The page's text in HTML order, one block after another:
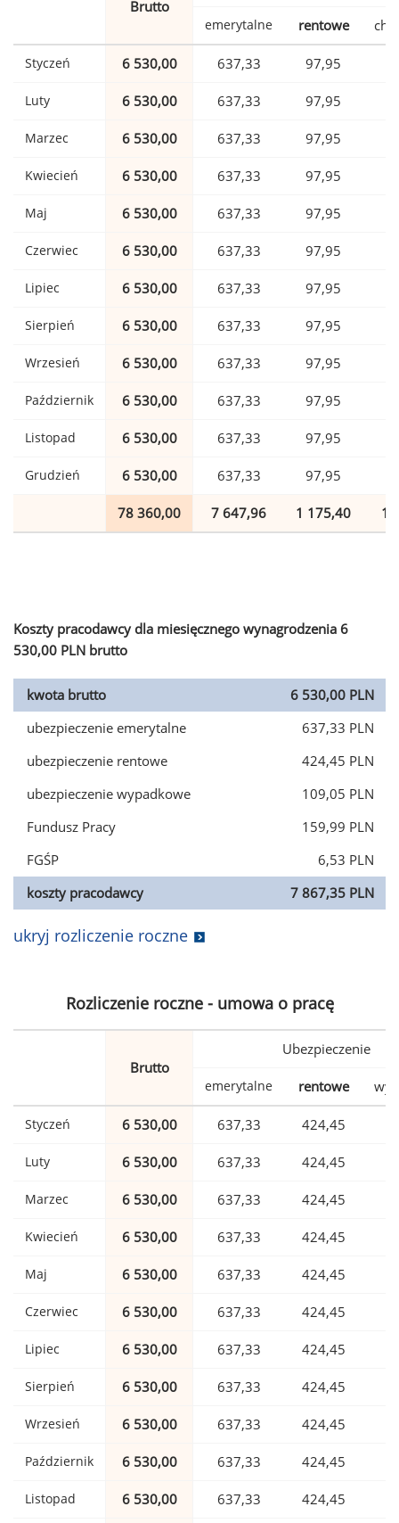
Brutto
emerytalne rentowe
Styczeń 6 530,00 637,33 97,95
Luty 6 530,00 637,33 97,95
Marzec 6 530,00 637,33 97,95
Kwiecień 6 530,00 637,33 97,95
Maj 6 530,00 637,33 97,95
Czerwiec 6 530,00 637,33 97,95
Lipiec 6 530,00 637,33 97,95
Sierpień 6 530,00 637,33 97,95
Wrzesień 6 530,00 637,33 97,95
Październik 6 530,00 637,33 97,95
Listopad 6 530,00 637,33 97,95
Grudzień 6 530,00 637,33 97,95
78 360,00 7 647,96 1 175,40 1
Koszty pracodawcy dla miesięcznego wynagrodzenia 6
530,00 PLN brutto
kwota brutto
6 530,00 PLN
ubezpieczenie emerytalne
637,33 PLN
ubezpieczenie rentowe
424,45 PLN
ubezpieczenie wypadkowe
109,05 PLN
Fundusz Pracy
159,99 PLN
FGŚP
6,53 PLN
koszty pracodawcy
7 867,35 PLN
ukryj rozliczenie roczne
Rozliczenie roczne - umowa o pracę
Brutto
Ubezpieczenie
emerytalne rentowe
Styczeń 6 530,00 637,33 424,45
Luty 6 530,00 637,33 424,45
Marzec 6 530,00 637,33 424,45
Kwiecień 6 530,00 637,33 424,45
Maj 6 530,00 637,33 424,45
Czerwiec 6 530,00 637,33 424,45
Lipiec 6 530,00 637,33 424,45
Sierpień 6 530,00 637,33 424,45
Wrzesień 6 530,00 637,33 424,45
Październik 6 530,00 637,33 424,45
Listopad 6 530,00 637,33 424,45